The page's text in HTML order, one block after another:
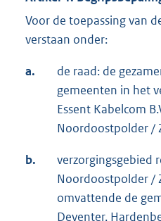
Voor de toepassing van
verstaan onder:
a.
de raad: de
gemeenten in het
Essent Kabelcom
Noordoostpolder /
b.
verzorgingsgebied
Noordoostpolder /
omvattende de
Deventer,